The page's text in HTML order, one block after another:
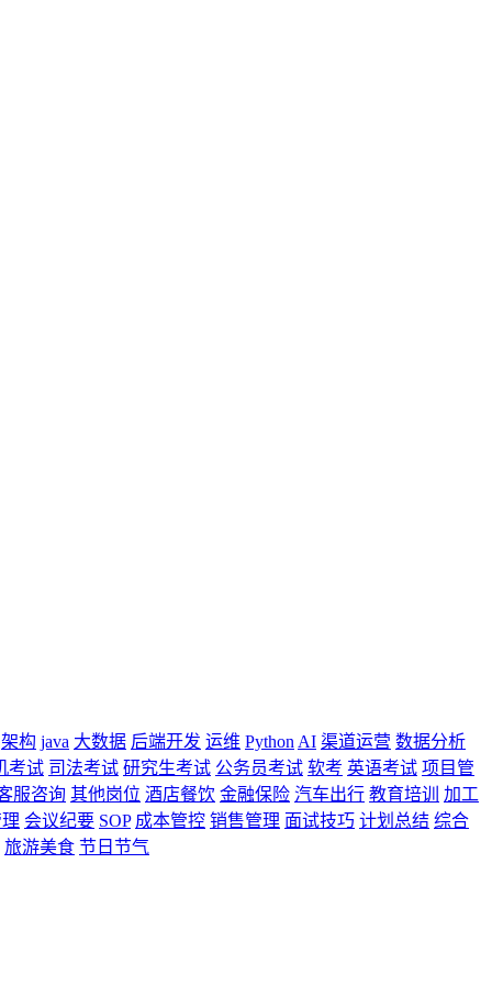
架构 java 大数据 后端开发 运维 Python AI 渠道运营 数据分析
考试 司法考试 研究生考试 公务员考试 软考 英语考试 项目管
服咨询 其他岗位 酒店餐饮 金融保险 汽车出行 教育培训
加工
会议纪要 SOP 成本管控 销售管理 面试技巧 计划总结 综合
旅游美食 节日节气